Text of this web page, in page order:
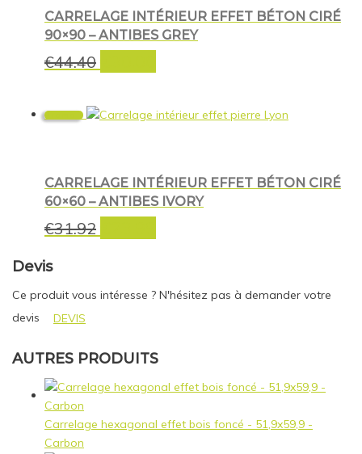
CARRELAGE INTÉRIEUR EFFET BÉTON CIRÉ
90×90 – ANTIBES GREY
€44.40Le
prix
était :
prix
est :
Promo !
CARRELAGE INTÉRIEUR EFFET BÉTON CIRÉ
60×60 – ANTIBES IVORY
€31.92Le
prix
€31.92.
prix
€23.99.
Devis
Ce produit vous intéresse ? N'hésitez pas à demander votre
devis
DEVIS
AUTRES PRODUITS
Carrelage hexagonal effet bois foncé - 51,9x59,9 -
Carbon